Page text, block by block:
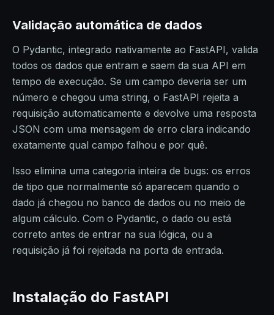
Validação automática de dados
O Pydantic, integrado nativamente ao FastAPI, valida
todos os dados que entram e saem da sua API em
tempo de execução. Se um campo deveria ser um
número e chegou uma string, o FastAPI rejeita a
requisição automaticamente e devolve uma resposta
JSON com uma mensagem de erro clara indicando
exatamente qual campo falhou e por quê.
Isso elimina uma categoria inteira de bugs: os erros
de tipo que normalmente só aparecem quando o
dado já chegou no banco de dados ou no meio de
algum cálculo. Com o Pydantic, o dado ou está
correto antes de entrar na sua lógica, ou a
requisição já foi rejeitada na porta de entrada.
Instalação do FastAPI